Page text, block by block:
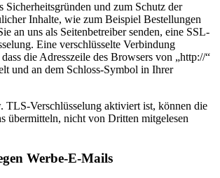
Sicherheitsgründen und zum Schutz der
Inhalte, wie zum Beispiel Bestellungen
an uns als Seitenbetreiber senden, eine SSL-
Eine verschlüsselte Verbindung
die Adresszeile des Browsers von „http://“
und an dem Schloss-Symbol in Ihrer
TLS-Verschlüsselung aktiviert ist, können die
übermitteln, nicht von Dritten mitgelesen
Werbe-E-Mails